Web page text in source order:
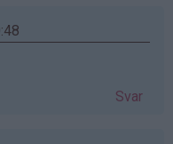
Svar